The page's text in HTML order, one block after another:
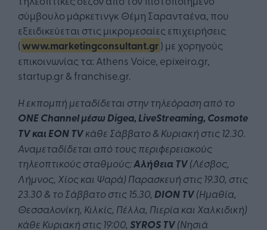
σύμβουλο μάρκετινγκ Θέμη Σαρανταένα, που
εξειδικεύεται στις μικρομεσαίες επιχειρήσεις
(www.marketingconsultant.gr) με χορηγούς
επικοινωνίας τα: Athens Voice, epixeiro.gr,
startup.gr & franchise.gr.
Η εκπομπή μεταδίδεται στην τηλεόραση από το
ΟΝΕChannelμέσω Digea, LiveStreaming, Cosmote
TVκαι ΕΟΝ TVκάθε Σάββατο & Κυριακή στις 12.30.
Αναμεταδίδεται από τους περιφερειακούς
τηλεοπτικούς σταθμούς:Αλήθεια TV(Λέσβος,
Λήμνος, Χίος και Ψαρά) Παρασκευή στις 19.30, στις
23.30 & το Σάββατο στις 15.30, DION TV(Ημαθία,
Θεσσαλονίκη, Κιλκίς, Πέλλα, Πιερία και Χαλκιδική)
κάθε Κυριακή στις 19:00, SYROS TV(Νησιά